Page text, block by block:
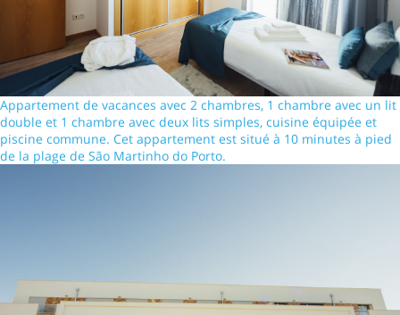
Appartement de vacances avec 2 chambres, 1 chambre avec un lit
double et 1 chambre avec deux lits simples, cuisine équipée et
piscine commune. Cet appartement est situé à 10 minutes à pied
de la plage de São Martinho do Porto.